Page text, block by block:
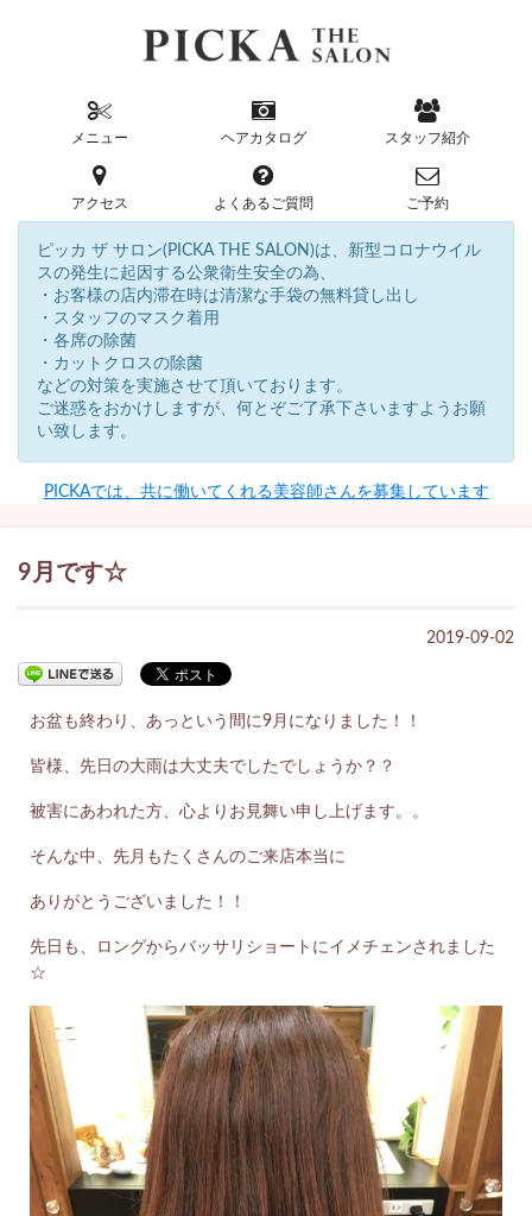
メニュー ヘアカタログ スタッフ紹介
アクセス よくあるご質問 ご予約
ピッカ ザ サロン(PICKA THE SALON)は、新型コロナウイル
スの発生に起因する公衆衛生安全の為、
・お客様の店内滞在時は清潔な手袋の無料貸し出し
・スタッフのマスク着用
・各席の除菌
・カットクロスの除菌
などの対策を実施させて頂いております。
ご迷惑をおかけしますが、何とぞご了承下さいますようお願
い致します。
PICKAでは、共に働いてくれる美容師さんを募集しています
9月です☆
2019-09-02
お盆も終わり、あっという間に9月になりました！！
皆様、先日の大雨は大丈夫でしたでしょうか？？
被害にあわれた方、心よりお見舞い申し上げます。。
そんな中、先月もたくさんのご来店本当に
ありがとうございました！！
先日も、ロングからバッサリショートにイメチェンされました
☆